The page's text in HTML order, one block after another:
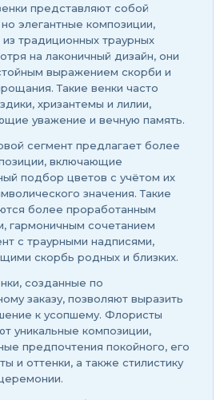
представляют собой
элегантные композиции,
традиционных траурных
на лаконичный дизайн, они
выражением скорби и
Такие венки часто
хризантемы и лилии,
уважение и вечную память.
сегмент предлагает более
включающие
подбор цветов с учётом их
значения. Такие
более проработанным
гармоничным сочетанием
с траурными надписями,
скорбь родных и близких.
созданные по
заказу, позволяют выразить
к усопшему. Флористы
уникальные композиции,
предпочтения покойного, его
и оттенки, а также стилистику